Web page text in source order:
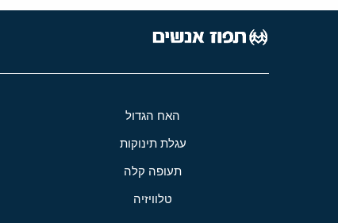
האח הגדול
עגלת תינוקות
תעופה קלה
טלוויזיה